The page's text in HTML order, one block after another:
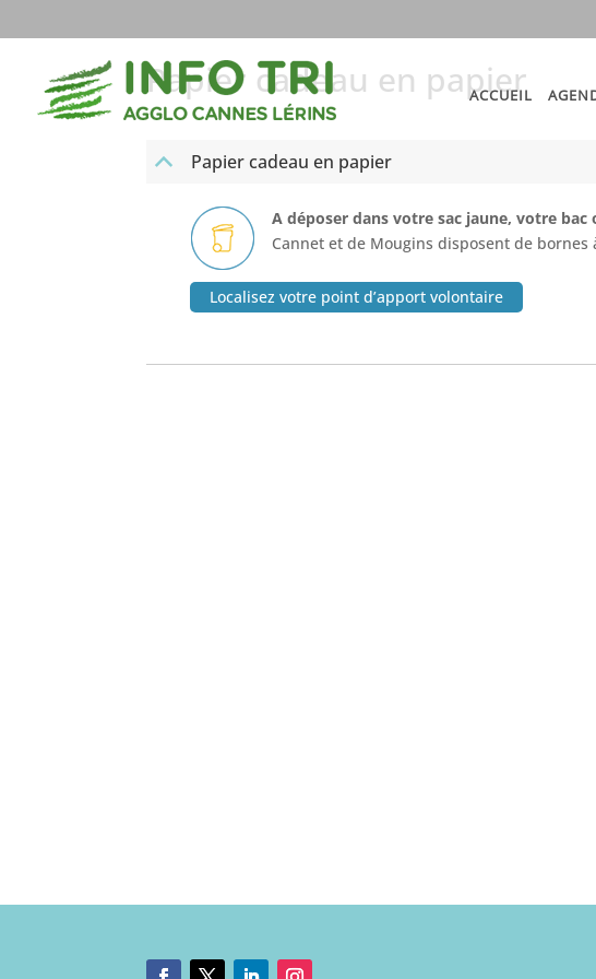
ACCUEIL
Papier cadeau en papier
B Papier cadeau en papier
A déposer dans votre sac jaune, votre
Cannet et de Mougins disposent de bornes
Localisez votre point d’apport volontaire